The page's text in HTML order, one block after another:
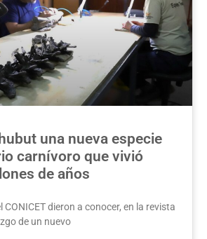
una nueva especie
carnívoro que vivió
de años
dieron a conocer, en la revista
de un nuevo